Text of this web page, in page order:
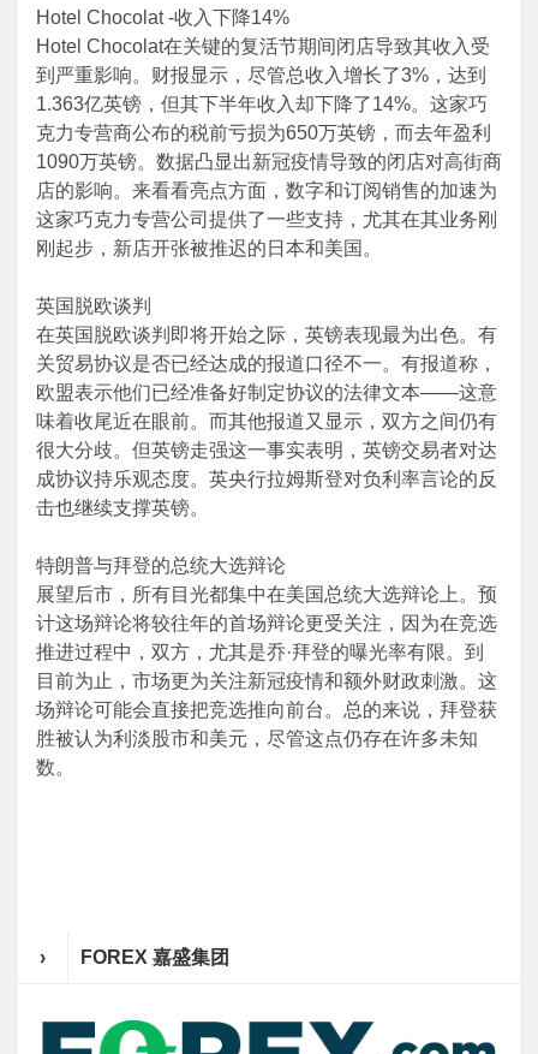
Hotel Chocolat -收入下降14%
Hotel Chocolat在关键的复活节期间闭店导致其收入受
到严重影响。财报显示，尽管总收入增长了3%，达到
1.363亿英镑，但其下半年收入却下降了14%。这家巧
克力专营商公布的税前亏损为650万英镑，而去年盈利
1090万英镑。数据凸显出新冠疫情导致的闭店对高街商
店的影响。来看看亮点方面，数字和订阅销售的加速为
这家巧克力专营公司提供了一些支持，尤其在其业务刚
刚起步，新店开张被推迟的日本和美国。
英国脱欧谈判
在英国脱欧谈判即将开始之际，英镑表现最为出色。有
关贸易协议是否已经达成的报道口径不一。有报道称，
欧盟表示他们已经准备好制定协议的法律文本——这意
味着收尾近在眼前。而其他报道又显示，双方之间仍有
很大分歧。但英镑走强这一事实表明，英镑交易者对达
成协议持乐观态度。英央行拉姆斯登对负利率言论的反
击也继续支撑英镑。
特朗普与拜登的总统大选辩论
展望后市，所有目光都集中在美国总统大选辩论上。预
计这场辩论将较往年的首场辩论更受关注，因为在竞选
推进过程中，双方，尤其是乔·拜登的曝光率有限。到
目前为止，市场更为关注新冠疫情和额外财政刺激。这
场辩论可能会直接把竞选推向前台。总的来说，拜登获
胜被认为利淡股市和美元，尽管这点仍存在许多未知
数。
› FOREX 嘉盛集团